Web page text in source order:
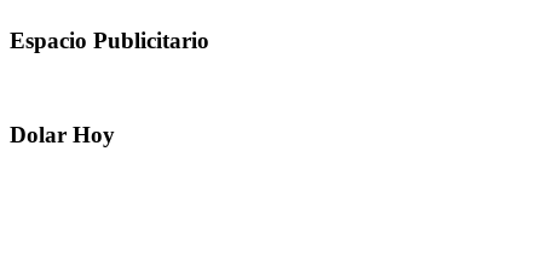
Espacio Publicitario
Dolar Hoy